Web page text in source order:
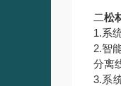
二松
1.系
2.智
分离
3.系